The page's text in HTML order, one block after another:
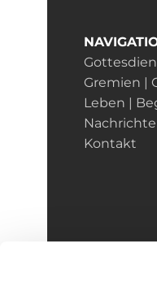
Gremien |
Leben |
Kontakt